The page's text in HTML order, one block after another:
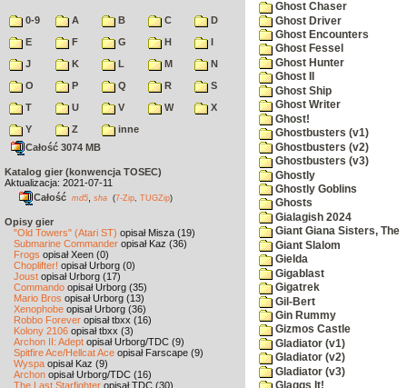
0-9 A B C
D
E
F G H
I
J
K L M
N
O
P Q R
S
T
U V W
X
Y
Z
inne
Całość 3074 MB
Katalog gier (konwencja TOSEC)
Aktualizacja: 2021-07-11
Całość md5 sha (7-Zip TUGZip)
Opisy gier
"Old Towers" (Atari ST) opisał Misza (19)
Submarine Commander opisał Kaz (36)
Frogs opisał Xeen (0)
Choplifter! opisał Urborg (0)
Joust opisał Urborg (17)
Commando opisał Urborg (35)
Mario Bros opisał Urborg (13)
Xenophobe opisał Urborg (36)
Robbo Forever opisał tbxx (16)
Kolony 2106 opisał tbxx (3)
Archon II: Adept opisał Urborg/TDC (9)
Spitfire Ace/Hellcat Ace opisał Farscape (9)
Wyspa opisał Kaz (9)
Archon opisał Urborg/TDC (16)
The Last Starfighter opisał TDC (30)
Ghost Chaser
Ghost Driver
Ghost Encounters
Ghost Fessel
Ghost Hunter
Ghost II
Ghost Ship
Ghost Writer
Ghost!
Ghostbusters (v1)
Ghostbusters (v2)
Ghostbusters (v3)
Ghostly
Ghostly Goblins
Ghosts
Gialagish 2024
Giant Giana Sisters, The
Giant Slalom
Gielda
Gigablast
Gigatrek
Gil-Bert
Gin Rummy
Gizmos Castle
Gladiator (v1)
Gladiator (v2)
Gladiator (v3)
Glaggs It!